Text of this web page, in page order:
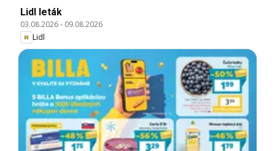
Lidl leták
03.08.2026- 09.08.2026
Lidl